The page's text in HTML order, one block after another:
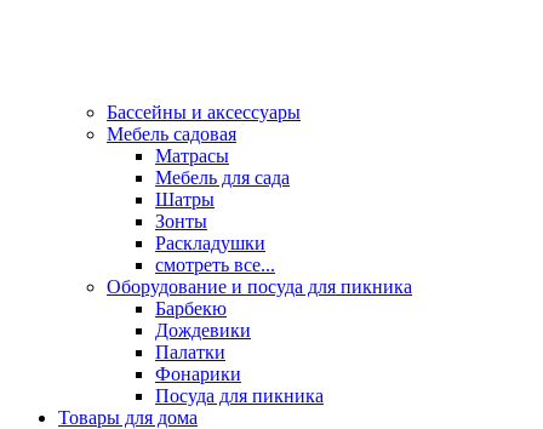
Бассейны и аксессуары
Мебель садовая
Матрасы
Мебель для сада
Шатры
Зонты
Раскладушки
смотреть все...
Оборудование и посуда для пикника
Барбекю
Дождевики
Палатки
Фонарики
Посуда для пикника
Товары для дома